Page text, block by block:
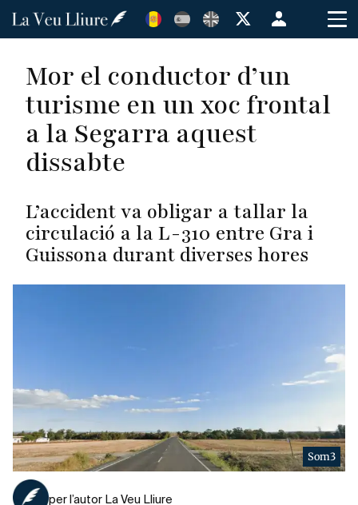
Vés
Menú
de
de
usuario
Mor el conductor d’un
turisme en un xoc frontal
a la Segarra aquest
dissabte
L’accident va obligar a tallar la
circulació a la L-310 entre Gra i
Guissona durant diverses hores
Som3
per l’autor La Veu Lliure